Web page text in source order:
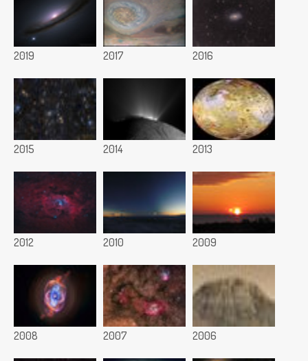
2019 2017 2016
2015 2014 2013
2012 2010 2009
2008 2007 2006